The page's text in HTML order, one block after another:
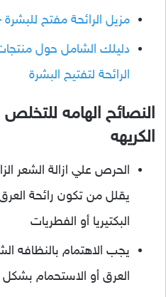
مزيل الرائحة مفتح
الرائحة لتفتيح البشرة
النصائح الهامه
الكريهه
الحرص علي ازالة الشعر
يقلل من تكون رائحة العرق
البكتيريا أو الفطريات
يجب الاهتمام بالنظافه
العرق أو الاستحمام